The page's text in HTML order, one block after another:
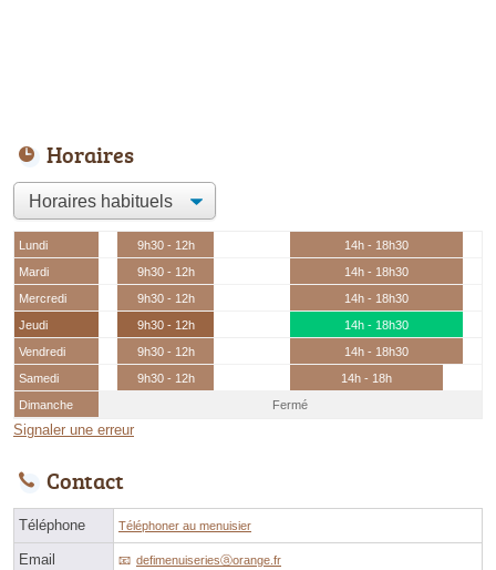
Horaires
Lundi 9h30 - 12h
14h - 18h30
Mardi
9h30 - 12h
14h - 18h30
Mercredi
9h30 - 12h
14h - 18h30
Jeudi
9h30 - 12h
14h - 18h30
Vendredi
9h30 - 12h
14h - 18h30
Samedi
9h30 - 12h
14h - 18h
Dimanche
Fermé
Signaler une erreur
Contact
Téléphone Téléphoner au menuisier
Email defimenuiseriesⓐorange.fr